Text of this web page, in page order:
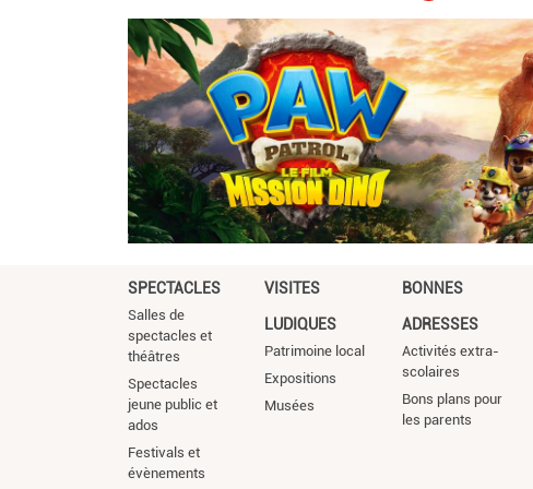
SPECTACLES
Salles de
spectacles et
théâtres
Spectacles
jeune public et
ados
Festivals et
évènements
VISITES
LUDIQUES
Patrimoine local
Expositions
Musées
BONNES
ADRESSES
Activités extra-
scolaires
Bons plans pour
les parents